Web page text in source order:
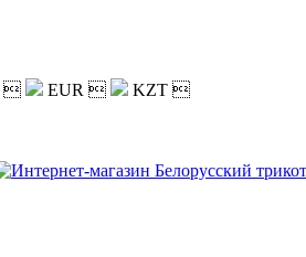
 EUR  KZT 